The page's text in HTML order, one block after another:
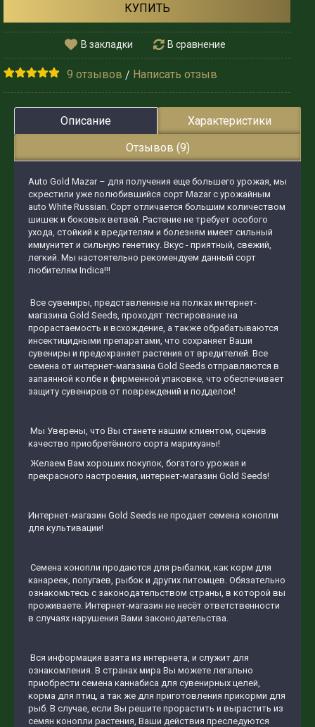
КУПИТЬ
В закладки В сравнение
9 отзывов / Написать отзыв
Описание
Характеристики
Отзывов (9)
Auto Gold Mazar – для получения еще большего урожая, мы
скрестили уже полюбившийся сорт Mazar с урожайным
auto White Russian. Сорт отличается большим количеством
шишек и боковых ветвей. Растение не требует особого
ухода, стойкий к вредителям и болезням имеет сильный
иммунитет и сильную генетику. Вкус - приятный, свежий,
легкий. Мы настоятельно рекомендуем данный сорт
любителям Indica!!!
Все сувениры, представленные на полках интернет-
магазина Gold Seeds, проходят тестирование на
прорастаемость и всхождение, а также обрабатываются
инсектицидными препаратами, что сохраняет Ваши
сувениры и предохраняет растения от вредителей. Все
семена от интернет-магазина Gold Seeds отправляются в
запаянной колбе и фирменной упаковке, что обеспечивает
защиту сувениров от повреждений и подделок!
Мы Уверены, что Вы станете нашим клиентом, оценив
качество приобретённого сорта марихуаны!
Желаем Вам хороших покупок, богатого урожая и
прекрасного настроения, интернет-магазин Gold Seeds!
Интернет-магазин Gold Seeds не продает семена конопли
для культивации!
Семена конопли продаются для рыбалки, как корм для
канареек, попугаев, рыбок и других питомцев. Обязательно
ознакомьтесь с законодательством страны, в которой вы
проживаете. Интернет-магазин не несёт ответственности
в случаях нарушения Вами законодательства.
Вся информация взята из интернета, и служит для
ознакомления. В странах мира Вы можете легально
приобрести семена каннабиса для сувенирных целей,
корма для птиц, а так же для приготовления прикорми для
рыб. В случае, если Вы решите прорастить и вырастить из
семян конопли растения, Ваши действия преследуются